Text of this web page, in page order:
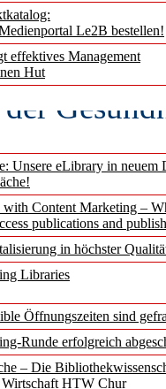
Le2B bestellen!
effektives Management
Hut
Unsere eLibrary in neuem
with Content Marketing –
publications and
in höchster
Libraries
Öffnungszeiten sind
Runde erfolgreich
– Die
HTW Chur